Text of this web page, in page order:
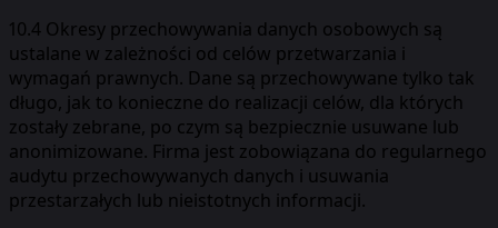
10.4 Okresy przechowywania danych osobowych są
ustalane w zależności od celów przetwarzania i
wymagań prawnych. Dane są przechowywane tylko tak
długo, jak to konieczne do realizacji celów, dla których
zostały zebrane, po czym są bezpiecznie usuwane lub
anonimizowane. Firma jest zobowiązana do regularnego
audytu przechowywanych danych i usuwania
przestarzałych lub nieistotnych informacji.